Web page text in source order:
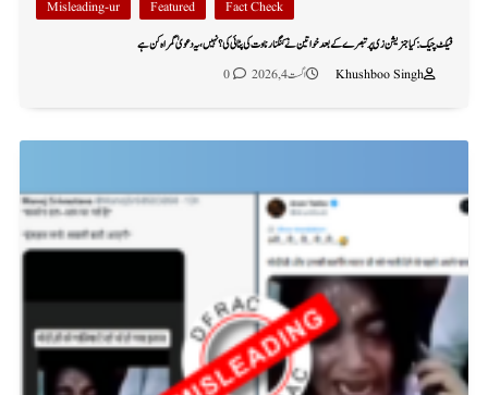
Fact Check
Featured
Misleading-ur
فیکٹ چیک: کیا جنریشن زی پر تبصرے کے بعد خواتین نے کنگنا رناوت کی پٹائی کی؟ نہیں، یہ دعویٰ گمراہ کن ہے
Khushboo Singh
اگست 4, 2026 0